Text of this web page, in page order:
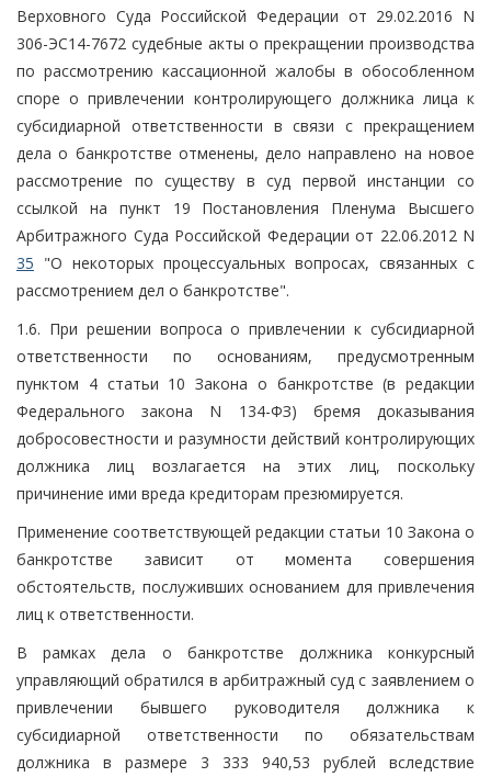
Верховного Суда Российской Федерации от 29.02.2016 N
306-ЭС14-7672 судебные акты о прекращении производства
по рассмотрению кассационной жалобы в обособленном
споре о привлечении контролирующего должника лица к
субсидиарной ответственности в связи с прекращением
дела о банкротстве отменены, дело направлено на новое
рассмотрение по существу в суд первой инстанции со
ссылкой на пункт 19 Постановления Пленума Высшего
Арбитражного Суда Российской Федерации от 22.06.2012 N
35 "О некоторых процессуальных вопросах, связанных с
рассмотрением дел о банкротстве".
1.6. При решении вопроса о привлечении к субсидиарной
ответственности по основаниям, предусмотренным
пунктом 4 статьи 10 Закона о банкротстве (в редакции
Федерального закона N 134-ФЗ) бремя доказывания
добросовестности и разумности действий контролирующих
должника лиц возлагается на этих лиц, поскольку
причинение ими вреда кредиторам презюмируется.
Применение соответствующей редакции статьи 10 Закона о
банкротстве зависит от момента совершения
обстоятельств, послуживших основанием для привлечения
лиц к ответственности.
В рамках дела о банкротстве должника конкурсный
управляющий обратился в арбитражный суд с заявлением о
привлечении бывшего руководителя должника к
субсидиарной ответственности по обязательствам
должника в размере 3 333 940,53 рублей вследствие